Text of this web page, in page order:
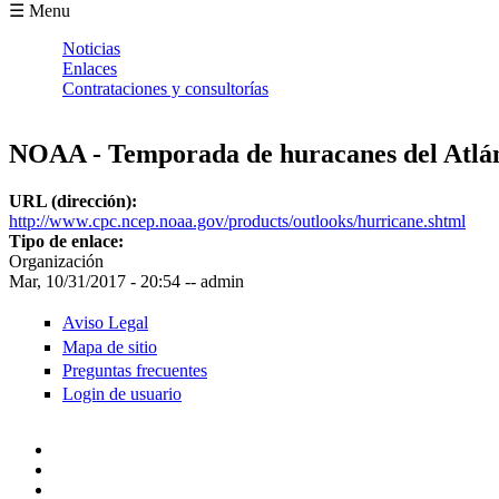
Formulario de búsqueda
☰ Menu
Noticias
Enlaces
Contrataciones y consultorías
NOAA - Temporada de huracanes del
URL (dirección):
http://www.cpc.ncep.noaa.gov/products/outlooks/hurricane.shtml
Tipo de enlace:
Organización
Mar, 10/31/2017 - 20:54 -- admin
Aviso Legal
Mapa de sitio
Preguntas frecuentes
Login de usuario